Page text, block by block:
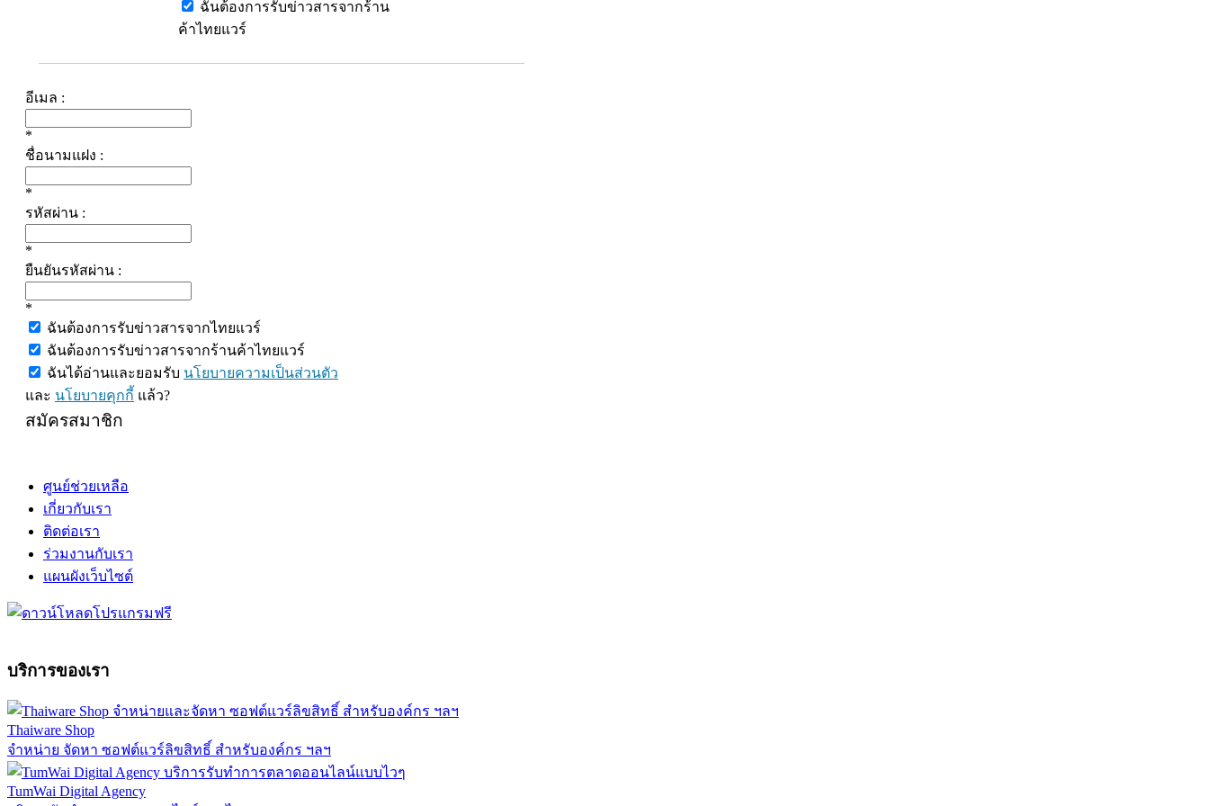
ฉันต้องการรับข่าวสารจากร้าน
ค้าไทยแวร์
อีเมล :
*
ชื่อนามแฝง :
*
รหัสผ่าน :
*
ยืนยันรหัสผ่าน :
*
ฉันต้องการรับข่าวสารจากไทยแวร์
ฉันต้องการรับข่าวสารจากร้านค้าไทยแวร์
ฉันได้อ่านและยอมรับ นโยบายความเป็นส่วนตัว
และ นโยบายคุกกี้ แล้ว?
สมัครสมาชิก
ศูนย์ช่วยเหลือ
เกี่ยวกับเรา
ติดต่อเรา
ร่วมงานกับเรา
แผนผังเว็บไซต์
บริการของเรา
Thaiware Shop
จำหน่าย จัดหา ซอฟต์แวร์ลิขสิทธิ์ สำหรับองค์กร ฯลฯ
TumWai Digital Agency